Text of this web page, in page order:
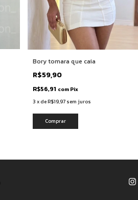
Bory tomara que caia
R$59,90
R$56,91 com Pix
3 xdeR$19,97 sem juros
Comprar